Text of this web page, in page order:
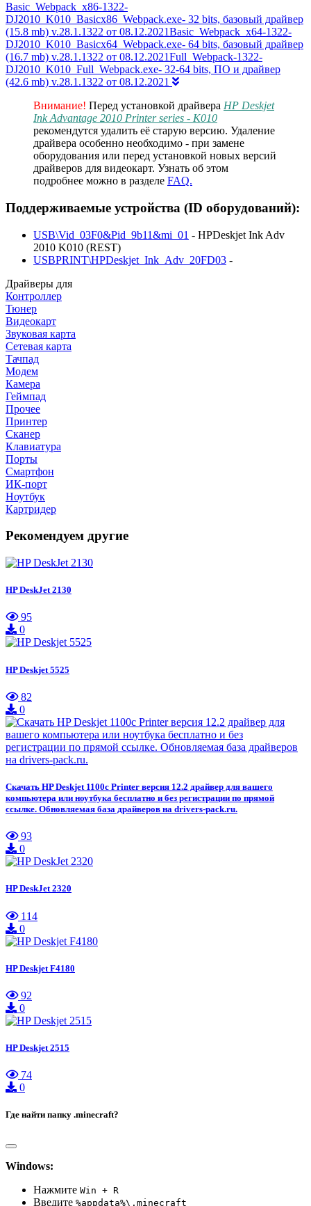
Basic_Webpack_x86-1322-
DJ2010_K010_Basicx86_Webpack.exe- 32 bits, базовый драйвер
(15.8 mb) v.28.1.1322 от 08.12.2021Basic_Webpack_x64-1322-
DJ2010_K010_Basicx64_Webpack.exe- 64 bits, базовый драйвер
(16.7 mb) v.28.1.1322 от 08.12.2021Full_Webpack-1322-
DJ2010_K010_Full_Webpack.exe- 32-64 bits, ПО и драйвер
(42.6 mb) v.28.1.1322 от 08.12.2021
Внимание! Перед установкой драйвера HP Deskjet
Ink Advantage 2010 Printer series - K010
рекомендутся удалить её старую версию. Удаление
драйвера особенно необходимо - при замене
оборудования или перед установкой новых версий
драйверов для видеокарт. Узнать об этом
подробнее можно в разделе FAQ.
Поддерживаемые устройства (ID оборудований):
USB\Vid_03F0&Pid_9b11&mi_01 - HPDeskjet Ink Adv
2010 K010 (REST)
USBPRINT\HPDeskjet_Ink_Adv_20FD03 -
Драйверы для
Контроллер
Тюнер
Видеокарт
Звуковая карта
Сетевая карта
Тачпад
Модем
Камера
Геймпад
Прочее
Принтер
Сканер
Клавиатура
Порты
Смартфон
ИК-порт
Ноутбук
Картридер
Рекомендуем другие
HP DeskJet 2130
95
0
HP Deskjet 5525
82
0
Скачать HP Deskjet 1100c Printer версия 12.2 драйвер для вашего
компьютера или ноутбука бесплатно и без регистрации по прямой
ссылке. Обновляемая база драйверов на drivers-pack.ru.
93
0
HP DeskJet 2320
114
0
HP Deskjet F4180
92
0
HP Deskjet 2515
74
0
Где найти папку .minecraft?
Windows:
Нажмите Win + R
Введите %appdata%\.minecraft